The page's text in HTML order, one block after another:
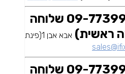
09-7739940 שלוחה
אבא אבן 1(פינת
09-7739940 שלוחה